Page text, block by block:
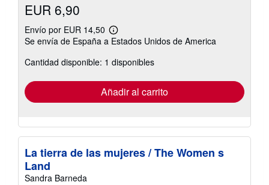
EUR 6,90
Envío por EUR 14,50
Más
información
las
tarifas
envío
Se envía de España a Estados Unidos de America
Cantidad disponible: 1 disponibles
Añadir al carrito
La tierra de las mujeres / The Women s
Land
Sandra Barneda